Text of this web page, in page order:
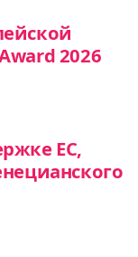
2026
ЕС,